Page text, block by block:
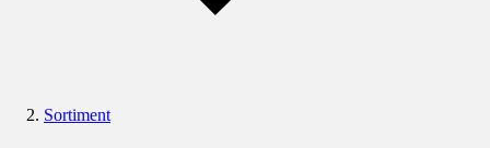
Sortiment